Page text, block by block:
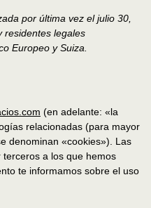
por última vez el julio 30,
residentes legales
Europeo y Suiza.
(en adelante: «la
relacionadas (para mayor
denominan «cookies»). Las
a los que hemos
te informamos sobre el uso